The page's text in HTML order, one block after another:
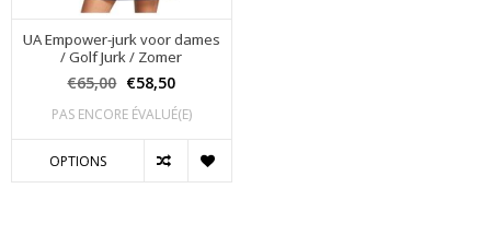
UA Empower-jurk voor dames
/ Golf Jurk / Zomer
€65,00 €58,50
PAS ENCORE ÉVALUÉ(E)
OPTIONS